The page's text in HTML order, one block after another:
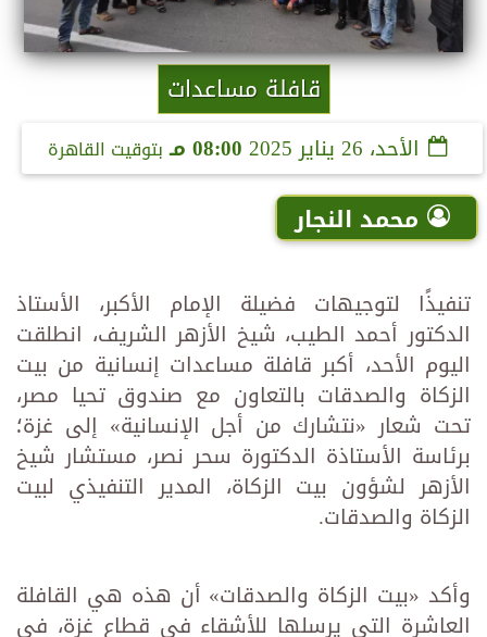
قافلة مساعدات
الأحد، 26 يناير 2025 08:00 مـ بتوقيت القاهرة
محمد النجار
تنفيذًا لتوجيهات فضيلة الإمام الأكبر، الأستاذ
الدكتور أحمد الطيب، شيخ الأزهر الشريف، انطلقت
اليوم الأحد، أكبر قافلة مساعدات إنسانية من بيت
الزكاة والصدقات بالتعاون مع صندوق تحيا مصر،
تحت شعار «نتشارك من أجل الإنسانية» إلى غزة؛
برئاسة الأستاذة الدكتورة سحر نصر، مستشار شيخ
الأزهر لشؤون بيت الزكاة، المدير التنفيذي لبيت
الزكاة والصدقات.
وأكد «بيت الزكاة والصدقات» أن هذه هي القافلة
العاشرة التي يرسلها للأشقاء في قطاع غزة، في